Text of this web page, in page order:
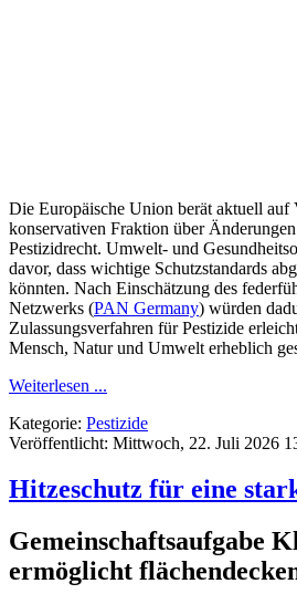
Die Europäische Union berät aktuell auf
konservativen Fraktion über
Pestizidrecht. Umwelt- und
davor, dass wichtige Schutzstandards
könnten. Nach Einschätzung des
Netzwerks (PAN Germany) würden
Zulassungsverfahren für Pestizide
Mensch, Natur und Umwelt erheblich
Weiterlesen ...
Kategorie: Pestizide
Veröffentlicht: Mittwoch, 22. Juli 2026
Hitzeschutz für eine
Gemeinschaftsaufgabe
ermöglicht